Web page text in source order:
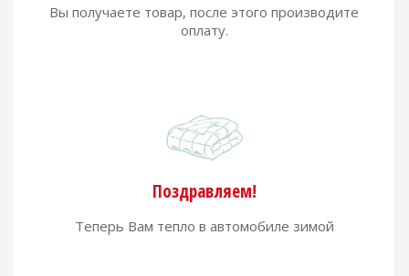
Вы получаете товар, после этого производите
оплату.
Поздравляем!
Теперь Вам тепло в автомобиле зимой